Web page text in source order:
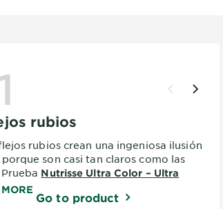
rubios
rubios crean una ingeniosa ilusión
son casi tan claros como las
Nutrisse Ultra Color – Ultra
Blonde
Go to product